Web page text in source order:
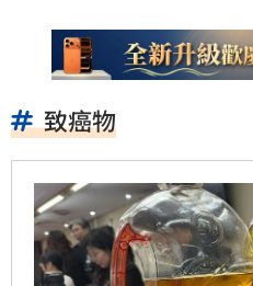
致癌物